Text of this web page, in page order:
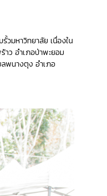
มหาวิทยาลัย เนื่องใน
ว อำเภอป่าพะยอม
พนางตุง อำเภอ